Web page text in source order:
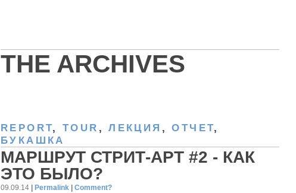
THE ARCHIVES
REPORT,TOUR ,ЛЕКЦИЯ ,ОТЧЕТ,
БУКАШКА
МАРШРУТ СТРИТ-АРТ #2 - КАК
ЭТО БЫЛО?
09.09.14 Permalink Comment?